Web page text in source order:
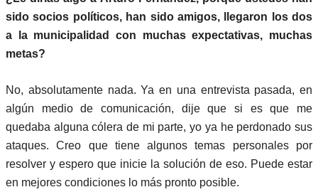
sido socios políticos, han sido amigos, llegaron los dos
a la municipalidad con muchas expectativas, muchas
metas?
No, absolutamente nada. Ya en una entrevista pasada, en
algún medio de comunicación, dije que si es que me
quedaba alguna cólera de mi parte, yo ya he perdonado sus
ataques. Creo que tiene algunos temas personales por
resolver y espero que inicie la solución de eso. Puede estar
en mejores condiciones lo más pronto posible.